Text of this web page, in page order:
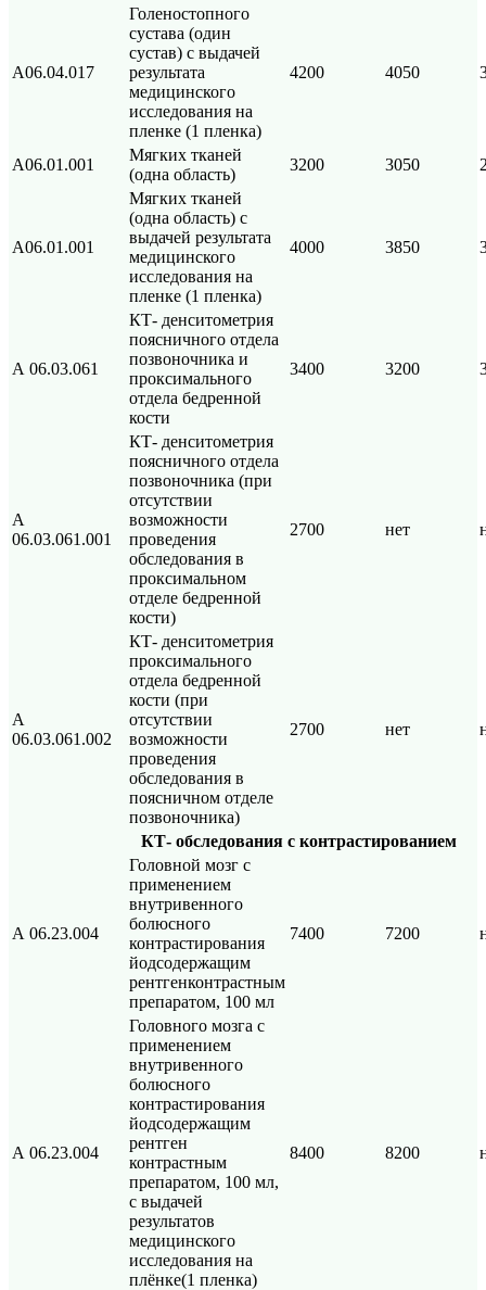
А06.04.017
Голеностопного
сустава (один
сустав) с выдачей
результата
медицинского
исследования на
пленке (1 пленка)
4200 4050
А06.01.001
Мягких тканей
(одна область)
3200 3050
А06.01.001
Мягких тканей
(одна область) с
выдачей результата
медицинского
исследования на
пленке (1 пленка)
4000 3850
А 06.03.061
КТ- денситометрия
поясничного отдела
позвоночника и
проксимального
отдела бедренной
кости
3400 3200
А
06.03.061.001
КТ- денситометрия
поясничного отдела
позвоночника (при
отсутствии
возможности
проведения
обследования в
проксимальном
отделе бедренной
кости)
2700 нет
А
06.03.061.002
КТ- денситометрия
проксимального
отдела бедренной
кости (при
отсутствии
возможности
проведения
обследования в
поясничном отделе
позвоночника)
2700 нет
КТ- обследования с контрастированием
А 06.23.004
Головной мозг с
применением
внутривенного
болюсного
контрастирования
йодсодержащим
рентгенконтрастным
препаратом, 100 мл
7400 7200
А 06.23.004
Головного мозга с
применением
внутривенного
болюсного
контрастирования
йодсодержащим
рентген
контрастным
препаратом, 100 мл,
с выдачей
результатов
медицинского
исследования на
плёнке(1 пленка)
8400 8200